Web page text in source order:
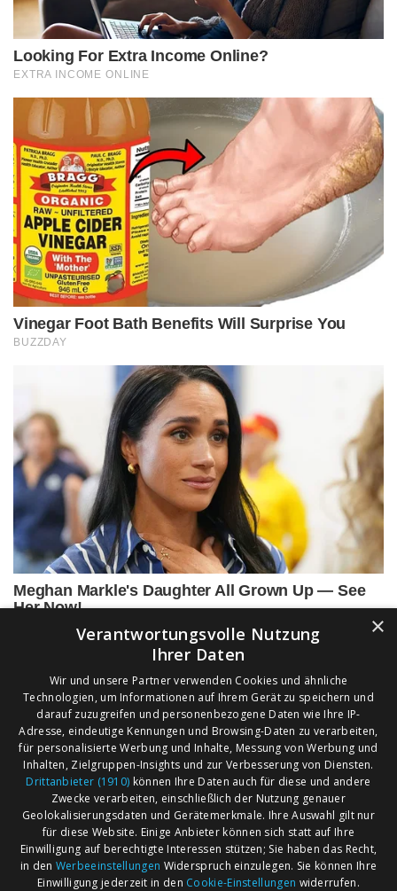
AGB
Impressum
Märkte nach Bundesländern
Märkte nach PLZ
×
Verantwortungsvolle Nutzung
Ihrer Daten
Wir und unsere Partner verwenden Cookies und ähnliche
Technologien, um Informationen auf Ihrem Gerät zu speichern und
darauf zuzugreifen und personenbezogene Daten wie Ihre IP-
Adresse, eindeutige Kennungen und Browsing-Daten zu verarbeiten,
für personalisierte Werbung und Inhalte, Messung von Werbung und
Inhalten, Zielgruppen-Insights und zur Verbesserung von Diensten.
Drittanbieter (1910) können Ihre Daten auch für diese und andere
Zwecke verarbeiten, einschließlich der Nutzung genauer
Geolokalisierungsdaten und Gerätemerkmale. Ihre Auswahl gilt nur
für diese Website. Einige Anbieter können sich statt auf Ihre
Einwilligung auf berechtigte Interessen stützen; Sie haben das Recht,
in den Werbeeinstellungen Widerspruch einzulegen. Sie können Ihre
Einwilligung jederzeit in den Cookie-Einstellungen widerrufen.